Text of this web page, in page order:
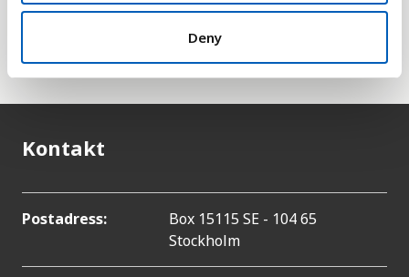
Deny
heller med i den här statistiken eftersom dessa tas
han om FN:s särskilda organ för palestinska
flyktingar,
Kontakt
Postadress:
Box 15115 SE - 104 65
Stockholm